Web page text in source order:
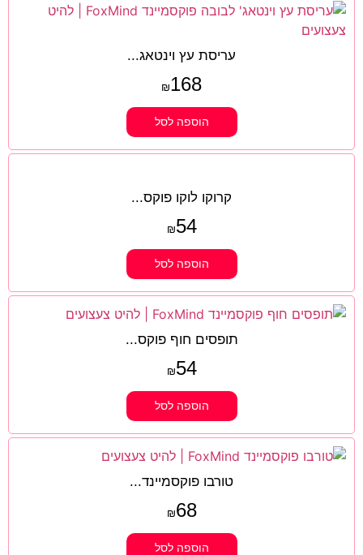
עריסת עץ וינטאג...
₪168
הוספה לסל
קרוקו לוקו פוקס...
₪54
הוספה לסל
תופסים חוף פוקס...
₪54
הוספה לסל
טורבו פוקסמיינד...
₪68
הוספה לסל